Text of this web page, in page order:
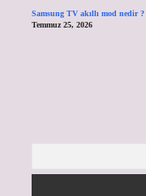
Samsung TV akıllı mod nedir ?
Temmuz 25, 2026